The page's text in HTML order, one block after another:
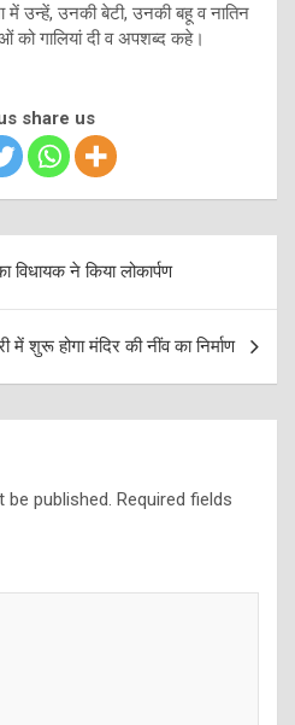
में उन्हें, उनकी बेटी, उनकी बहू व नातिन
को गालियां दी व अपशब्द कहे।
share us
विधायक ने किया लोकार्पण
में शुरू होगा मंदिर की नींव का निर्माण
be published. Required fields